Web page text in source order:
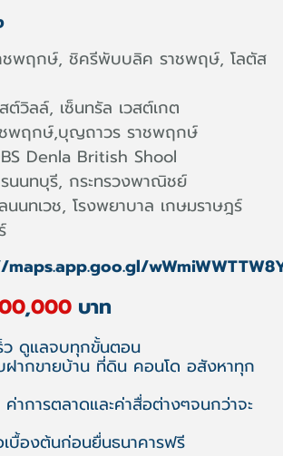
ชพฤกษ์, ชิครีพับบลิค ราชพฤษ์, โลตัส
ต์วิลล์, เซ็นทรัล เวสต์เกต
ชพฤกษ์,บุญถาวร ราชพฤกษ์
Denla British Shool
นนทบุรี, กระทรวงพาณิชย์
นนทเวช, โรงพยาบาล เกษมราษฎร์
,000 บาท
ว ดูแลจบทุกขั้นตอน
ฝากขายบ้าน ที่ดิน คอนโด อสังหาทุก
าการตลาดและค่าสื่อต่างๆจนกว่าจะ
เบื้องต้นก่อนยื่นธนาคารฟรี